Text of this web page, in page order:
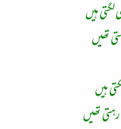
ہیں
تھیں
ہیں
تھیں